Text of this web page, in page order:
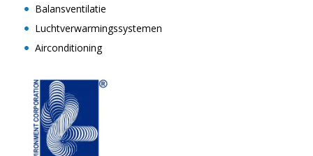
Balansventilatie
Luchtverwarmingssystemen
Airconditioning